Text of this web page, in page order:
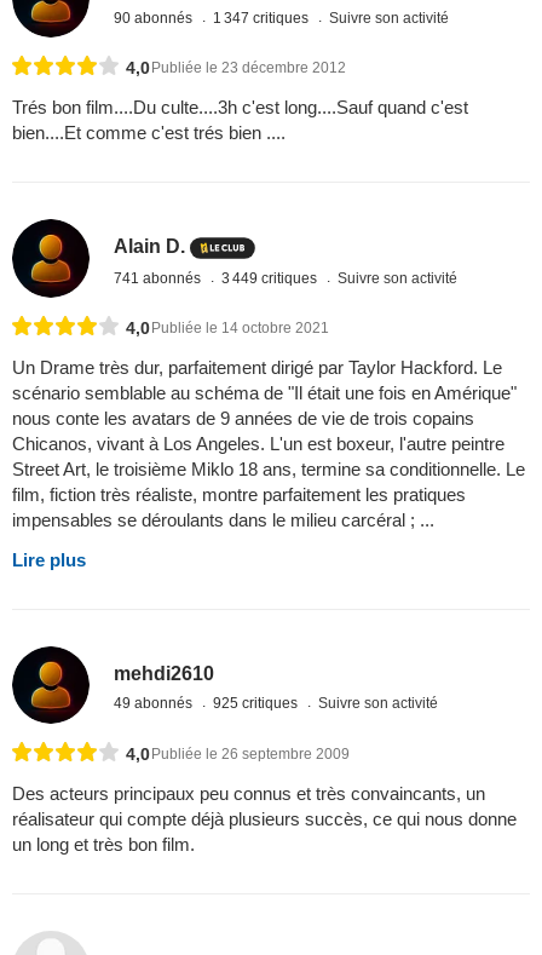
90 abonnés 1 347 critiques Suivre son activité
4,0 Publiée le 23 décembre 2012
Trés bon film....Du culte....3h c'est long....Sauf quand c'est
bien....Et comme c'est trés bien ....
Alain D.
741 abonnés 3 449 critiques Suivre son activité
4,0Publiée le 14 octobre 2021
Un Drame très dur, parfaitement dirigé par Taylor Hackford. Le
scénario semblable au schéma de "Il était une fois en Amérique"
nous conte les avatars de 9 années de vie de trois copains
Chicanos, vivant à Los Angeles. L'un est boxeur, l'autre peintre
Street Art, le troisième Miklo 18 ans, termine sa conditionnelle. Le
film, fiction très réaliste, montre parfaitement les pratiques
impensables se déroulants dans le milieu carcéral ; ...
Lire plus
mehdi2610
49 abonnés 925 critiques Suivre son activité
4,0Publiée le 26 septembre 2009
Des acteurs principaux peu connus et très convaincants, un
réalisateur qui compte déjà plusieurs succès, ce qui nous donne
un long et très bon film.